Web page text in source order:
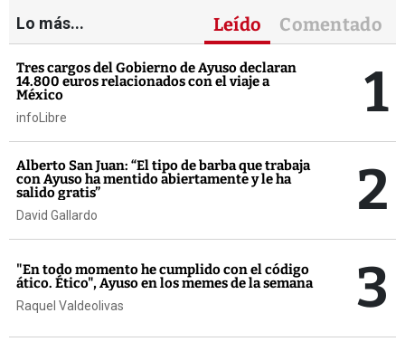
Lo más... Leído Comentado
Tres cargos del Gobierno de Ayuso declaran
14.800 euros relacionados con el viaje a
México
infoLibre 1
Alberto San Juan: “El tipo de barba que trabaja
con Ayuso ha mentido abiertamente y le ha
salido gratis”
David Gallardo 2
"En todo momento he cumplido con el código
ático. Ético", Ayuso en los memes de la semana
Raquel Valdeolivas 3